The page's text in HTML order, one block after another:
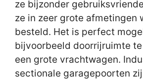
ze bijzonder
ze in zeer grote afmetingen
besteld. Het is perfect
bijvoorbeeld doorrijruimte
een grote vrachtwagen.
sectionale garagepoorten